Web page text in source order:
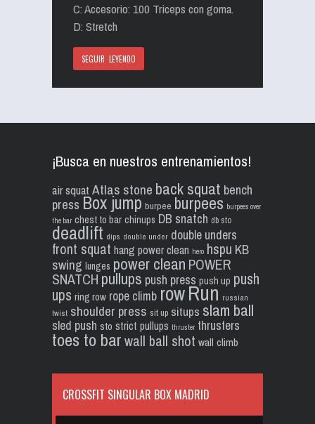
C: Accesorio: 100 Triceps con goma.
D: Stretch
SEGUIR LEYENDO
¡Busca en nuestros entrenamientos!
air squat Atlas stone back squat bench
press Box jump burpee burpees burpees over
the bar chest to bar chinups DB snatch db sto
deadlift dips double under double unders
front squat hang power clean hero hspu KB
swing lunges power clean POWER
SNATCH pullups push press push up push
ups ring row rope climb rowRun russian
twist shoulder press sit up situps slam ball
sled push sto strict pullups thruster thrusters
toes to barwall ball shot wall climb
CROSSFIT SINGULAR BOX MADRID